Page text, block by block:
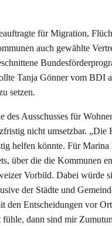
für Migration,
auch gewählte
Tanja Gönner vom BDI
setzen.
des Ausschusses für
nicht umsetzbar. „Die
helfen könnte. Für
über die die Kommunen
Vorbild. Dabei würde
der Städte und
Entscheidungen vor
dann sind mir